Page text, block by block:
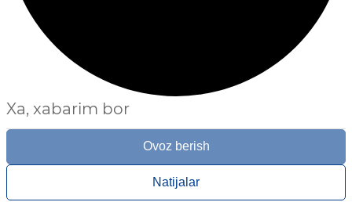
Xa, xabarim bor
Ovoz berish
Natijalar